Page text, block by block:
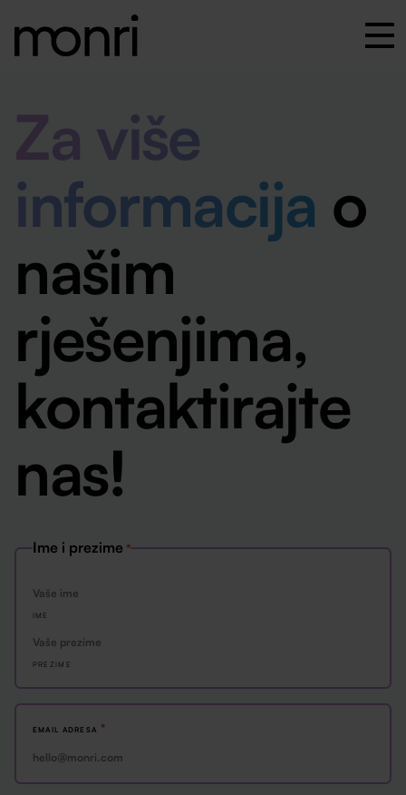
Za više
informacija o
našim
rješenjima,
kontaktirajte
nas!
Ime i prezime *
IME
PREZIME
EMAIL ADRESA *